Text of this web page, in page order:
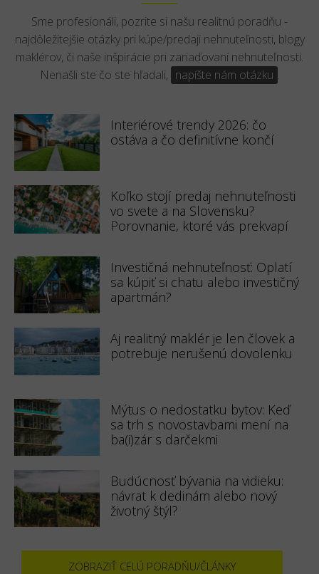
Sme profesionáli, pozrite si našu realitnú poradňu -
najdôležitejšie otázky pri kúpe/predaji nehnuteľnosti, blogy
maklérov, či naše inšpirácie pri zariaďovaní nehnuteľnosti.
Nenašli ste čo ste hľadali, napíšte nám otázku .
Interiérové trendy 2026: čo
ostáva a čo definitívne končí
Koľko stojí predaj nehnuteľnosti
vo svete a na Slovensku?
Porovnanie, ktoré vás prekvapí
Investičná nehnuteľnosť: Oplatí
sa kúpiť si chatu alebo investičný
apartmán?
Aj realitný maklér je len človek a
potrebuje nerušenú dovolenku
Mýtus o nedostatku bytov: Keď
sa trh s novostavbami mení na
ba(i)zár s darčekmi
Budúcnosť bývania na vidieku:
návrat k dedinám alebo nový
životný štýl?
ZOBRAZIŤ CELÚ PORADŇU/ČLÁNKY